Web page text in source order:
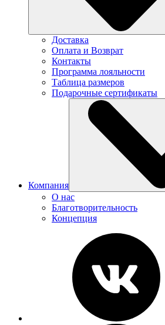
Доставка
Оплата и Возврат
Контакты
Программа лояльности
Таблица размеров
Подарочные сертификаты
Компания
О нас
Благотворительность
Концепция